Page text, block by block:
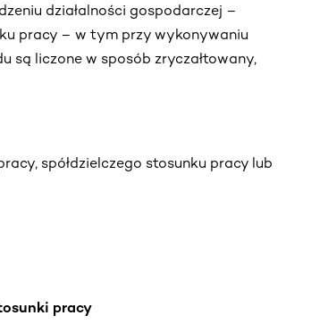
działalności gospodarczej –
pracy – w tym przy wykonywaniu
są liczone w sposób zryczałtowany,
spółdzielczego stosunku pracy lub
pracy